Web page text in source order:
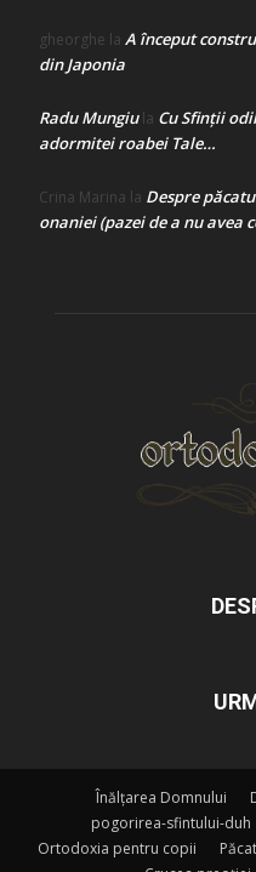
gheorghe la A început
din Japonia
Radu Mungiula Cu Sfinții
adormitei roabei Tale…
Crina Marina la Despre
onaniei (pazei de a nu avea
Înălțarea Domnului
pogorirea-sfintului-duh
Ortodoxia pentru copii